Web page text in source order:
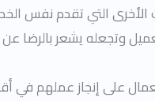
التي تقدم نفس
وتجعله يشعر بالرضا عن
العمال على إنجاز عملهم